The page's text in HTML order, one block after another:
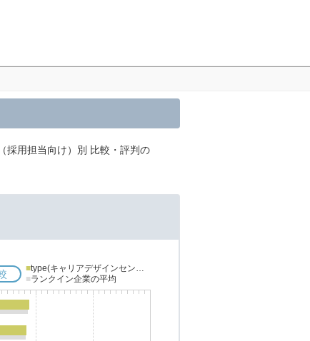
採用担当向け）別 比較・評判の
■type(キャリアデザインセンター)
■ランクイン企業の平均